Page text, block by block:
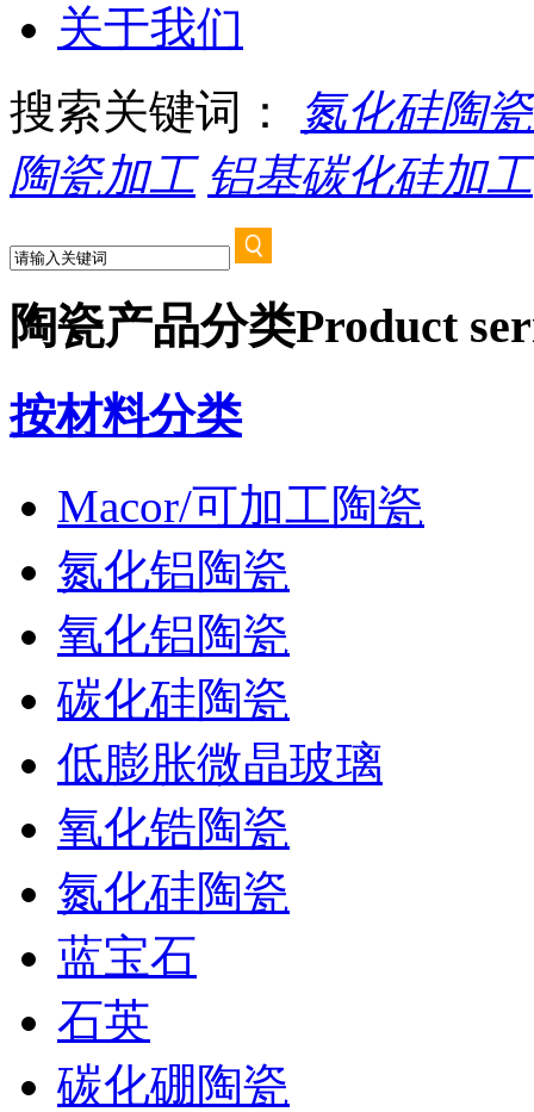
关于我们
搜索关键词：
氮化硅陶
陶瓷加工 铝基碳化硅加工
陶瓷产品分类Product
按材料分类
Macor/可加工陶瓷
氮化铝陶瓷
氧化铝陶瓷
碳化硅陶瓷
低膨胀微晶玻璃
氧化锆陶瓷
氮化硅陶瓷
蓝宝石
石英
碳化硼陶瓷